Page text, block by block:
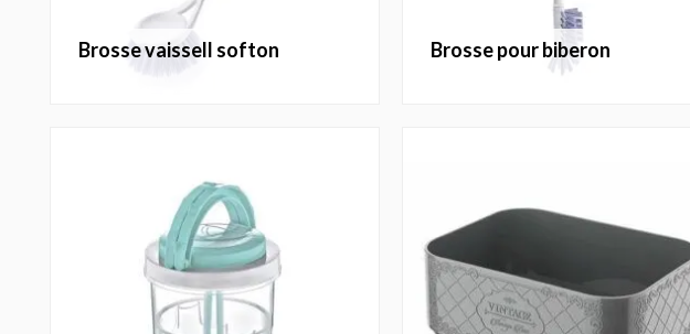
brosse vaissell softon brosse pour biberon